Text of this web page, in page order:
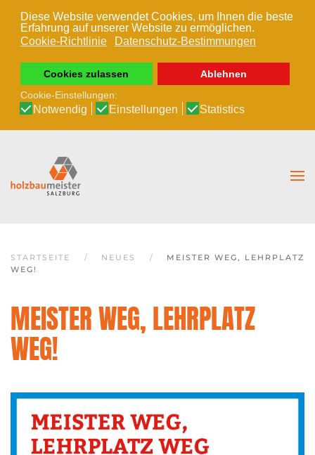
Diese Website verwendet Cookies, um Ihnen die beste
Erfahrung auf unserer Website zu ermöglichen.
Cookie-Richtlinie
Datenschutz-Bestimmungen
Cookies zulassen
Ablehnen
Cookie-Einstellungen:
Notwendig Einstellungen Statistics
Zum Hauptinhalt springen
STARTSEITE NEUES
MEISTER WEG, LEHRPLATZ
WEG!
MEISTER WEG, LEHRPLATZ
WEG!